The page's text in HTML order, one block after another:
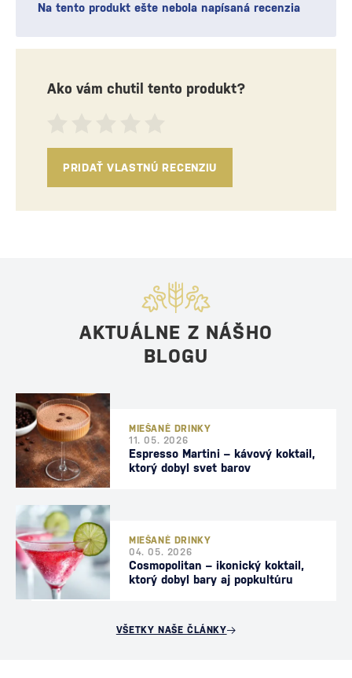
Na tento produkt ešte nebola napísaná recenzia
Ako vám chutil tento produkt?
PRIDAŤ VLASTNÚ RECENZIU
AKTUÁLNE Z NÁŠHO
BLOGU
MIEŠANÉ DRINKY
11. 05. 2026
Espresso Martini – kávový koktail,
ktorý dobyl svet barov
MIEŠANÉ DRINKY
04. 05. 2026
Cosmopolitan – ikonický koktail,
ktorý dobyl bary aj popkultúru
VŠETKY NAŠE ČLÁNKY